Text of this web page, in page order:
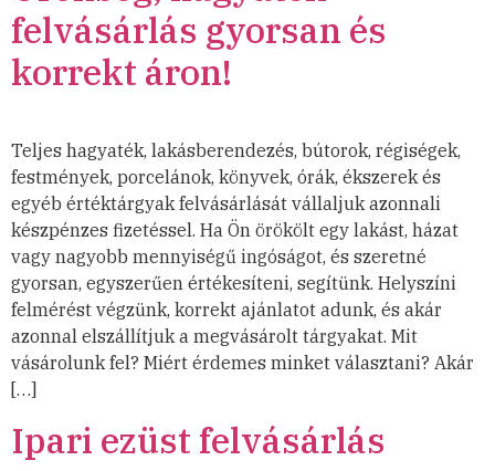
felvásárlás gyorsan és
korrekt áron!
Teljes hagyaték, lakásberendezés, bútorok, régiségek,
festmények, porcelánok, könyvek, órák, ékszerek és
egyéb értéktárgyak felvásárlását vállaljuk azonnali
készpénzes fizetéssel. Ha Ön örökölt egy lakást, házat
vagy nagyobb mennyiségű ingóságot, és szeretné
gyorsan, egyszerűen értékesíteni, segítünk. Helyszíni
felmérést végzünk, korrekt ajánlatot adunk, és akár
azonnal elszállítjuk a megvásárolt tárgyakat. Mit
vásárolunk fel? Miért érdemes minket választani? Akár
[…]
Ipari ezüst felvásárlás